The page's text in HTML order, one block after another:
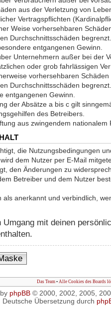
aus der Verletzung von
Vertragspflichten
Weise vorhersehbaren
Durchschnittsschäden
entgangenen Gewinn.
Unternehmern außer bei der
oder grob fahrlässigen
vorhersehbaren
Durchschnittsschäden
entgangenen Gewinn.
der Absätze a bis c gilt
des Betreibers.
aus zwingendem nationalem
die Nutzungsbedingungen
dem Nutzer per E-Mail
den Änderungen zu
Betreiber und dem Nutzer
als anerkannt und verbindlich,
Umgang mit deinen
Das Team • Alle Cookies des Boards
phpBB© 2000, 2002, 2005,
Deutsche Übersetzung durch